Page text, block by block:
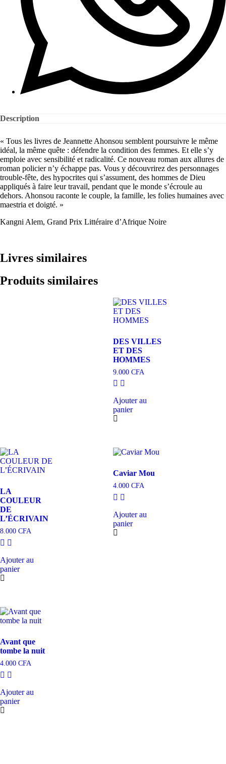
Description
« Tous les livres de Jeannette Ahonsou semblent poursuivre le même
idéal, la même quête : défendre la condition des femmes. Et elle s’y
emploie avec sensibilité et radicalité. Ce nouveau roman aux allures de
roman policier n’y échappe pas. Vous y découvrirez des personnages
trouble-fête, des hypocrites qui s’assument, des hommes de Dieu
appliqués à faire leur travail, pendant que le monde s’écroule au
dehors. Ahonsou raconte le couple, la famille, les folies humaines avec
maestria et doigté. »
Kangni Alem, Grand Prix Littéraire d’Afrique Noire
Livres similaires
Produits similaires
DES VILLES
ET DES
HOMMES
9.000 CFA
Ajouter au
panier
LA
COULEUR
DE
L’ÉCRIVAIN
8.000 CFA
Ajouter au
panier
Caviar Mou
4.000 CFA
Ajouter au
panier
Avant que
tombe la nuit
4.000 CFA
Ajouter au
panier